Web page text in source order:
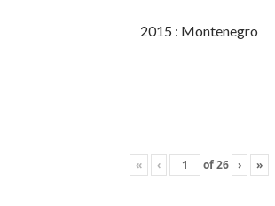
2015 : Montenegro
« ‹ of26 › »